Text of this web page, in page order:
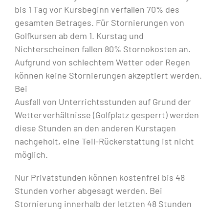
bis 1 Tag vor Kursbeginn verfallen 70% des
gesamten Betrages. Für Stornierungen von
Golfkursen ab dem 1. Kurstag und
Nichterscheinen fallen 80% Stornokosten an.
Aufgrund von schlechtem Wetter oder Regen
können keine Stornierungen akzeptiert werden.
Bei
Ausfall von Unterrichtsstunden auf Grund der
Wetterverhältnisse (Golfplatz gesperrt) werden
diese Stunden an den anderen Kurstagen
nachgeholt, eine Teil-Rückerstattung ist nicht
möglich.
Nur Privatstunden können kostenfrei bis 48
Stunden vorher abgesagt werden. Bei
Stornierung innerhalb der letzten 48 Stunden